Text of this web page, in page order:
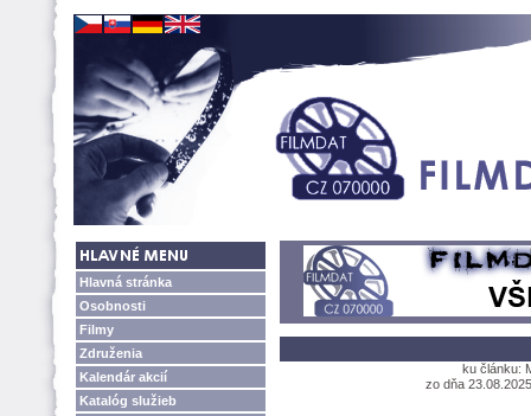
Hlavná stránka
Osobnosti
Filmy
Združenia
Kalendár akcií
Katalóg služieb
ku článku:
zo dňa